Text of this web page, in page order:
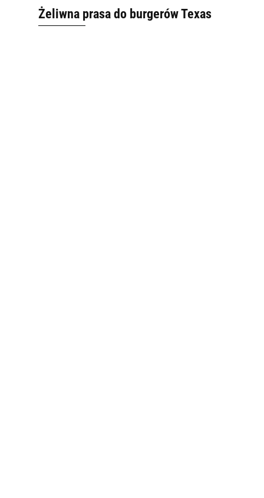
Żeliwna prasa do burgerów Texas